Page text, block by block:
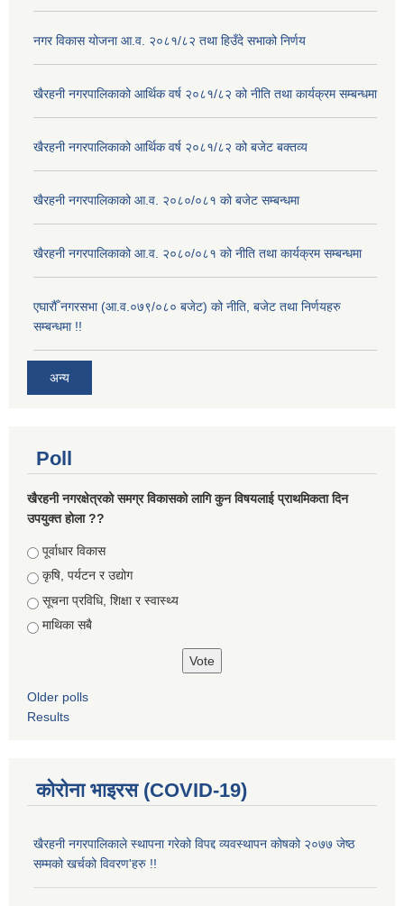
नगर विकास योजना आ.व. २०८१/८२ तथा हिउँदे सभाको निर्णय
खैरहनी नगरपालिकाको आर्थिक वर्ष २०८१/८२ को नीति तथा कार्यक्रम सम्बन्धमा
खैरहनी नगरपालिकाको आर्थिक वर्ष २०८१/८२ को बजेट बक्तव्य
खैरहनी नगरपालिकाको आ.व. २०८०/०८१ को बजेट सम्बन्धमा
खैरहनी नगरपालिकाको आ.व. २०८०/०८१ को नीति तथा कार्यक्रम सम्बन्धमा
एघारौँ नगरसभा (आ.व.०७९/०८० बजेट) को नीति, बजेट तथा निर्णयहरु
सम्बन्धमा !!
अन्य
Poll
खैरहनी नगरक्षेत्रको समग्र विकासको लागि कुन विषयलाई प्राथमिकता दिन
उपयुक्त होला ??
Choices
पूर्वाधार विकास
कृषि, पर्यटन र उद्योग
सूचना प्रविधि, शिक्षा र स्वास्थ्य
माथिका सबै
Older polls
Results
कोरोना भाइरस (COVID-19)
खैरहनी नगरपालिकाले स्थापना गरेको विपद्द व्यवस्थापन कोषको २०७७ जेष्ठ
सम्मको खर्चको विवरण'हरु !!